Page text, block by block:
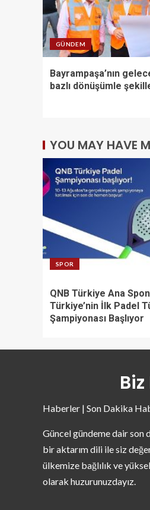
GÜNDEM
Bayrampaşa’nın
bazlı dönüşümle
YOU MAY HAVE
SPOR
QNB Türkiye Ana
Türkiye’nin İlk Padel
Şampiyonası Başlıyor
Haberler | Son Dakika
Güncel gündeme dair
bir aktarım dili ile siz
ülkemize bağlılık ve
olarak huzurunuzdayız.